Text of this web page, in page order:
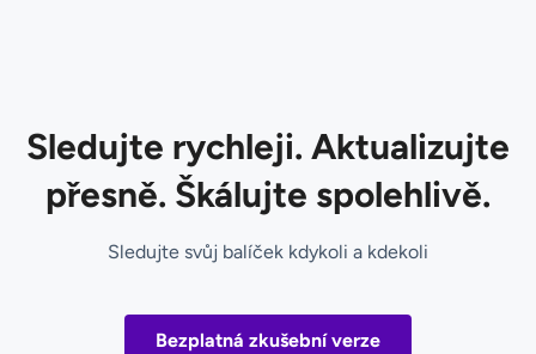
Sledujte rychleji. Aktualizujte
přesně. Škálujte spolehlivě.
Sledujte svůj balíček kdykoli a kdekoli
Bezplatná zkušební verze